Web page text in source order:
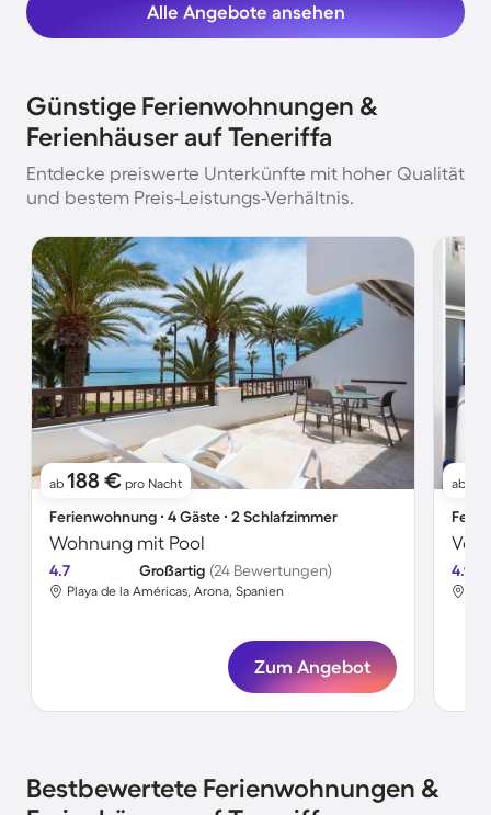
Alle Angebote ansehen
Günstige Ferienwohnungen &
Ferienhäuser auf Teneriffa
Entdecke preiswerte Unterkünfte mit hoher Qualität
und bestem Preis-Leistungs-Verhältnis.
ab 188 € pro Nacht
Ferienwohnung ∙ 4 Gäste ∙ 2 Schlafzimmer
Wohnung mit Pool
4.7 Großartig (24 Bewertungen)
Playa de la Américas, Arona, Spanien
Zum Angebot
ab
4.9
Bestbewertete Ferienwohnungen &